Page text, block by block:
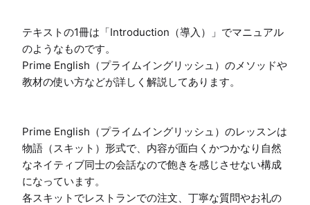
テキストの1冊は「Introduction（導入）」でマニュアル
のようなものです。
Prime English（プライムイングリッシュ）のメソッドや
教材の使い方などが詳しく解説してあります。
Prime English（プライムイングリッシュ）のレッスンは
物語（スキット）形式で、内容が面白くかつかなり自然
なネイティブ同士の会話なので飽きを感じさせない構成
になっています。
各スキットでレストランでの注文、丁寧な質問やお礼の